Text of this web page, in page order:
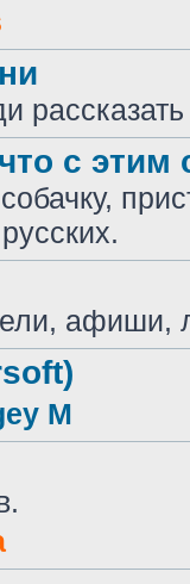
с этим
афиши,
M